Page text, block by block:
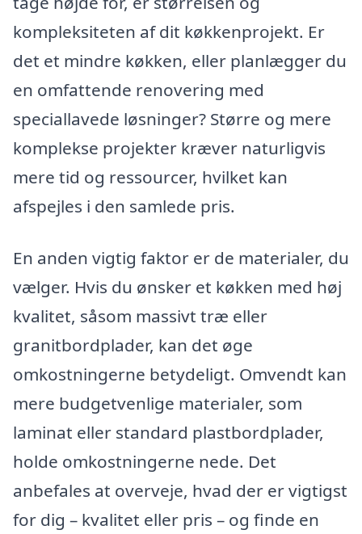
kompleksiteten af dit køkkenprojekt. Er
det et mindre køkken, eller planlægger du
en omfattende renovering med
speciallavede løsninger? Større og mere
komplekse projekter kræver naturligvis
mere tid og ressourcer, hvilket kan
afspejles i den samlede pris.
En anden vigtig faktor er de materialer, du
vælger. Hvis du ønsker et køkken med høj
kvalitet, såsom massivt træ eller
granitbordplader, kan det øge
omkostningerne betydeligt. Omvendt kan
mere budgetvenlige materialer, som
laminat eller standard plastbordplader,
holde omkostningerne nede. Det
anbefales at overveje, hvad der er vigtigst
for dig – kvalitet eller pris – og finde en